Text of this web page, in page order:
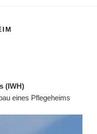
(IWH)
eines Pflegeheims